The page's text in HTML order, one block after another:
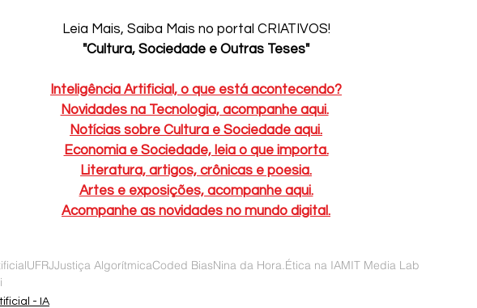
Leia Mais, Saiba Mais no portal CRIATIVOS!
"Cultura, Sociedade e Outras Teses"
Inteligência Artificial, o que está acontecendo?
Novidades na Tecnologia, acompanhe aqui.
Notícias sobre Cultura e Sociedade aqui.
Economia e Sociedade, leia o que importa.
Literatura, artigos, crônicas e poesia.
Artes e exposições, acompanhe aqui.
Acompanhe as novidades no mundo digital.
UFRJJustiça AlgorítmicaCoded BiasNina da Hora. Ética na IAMIT Media Lab
- IA